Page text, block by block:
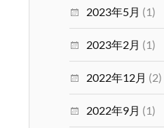
2023年5月 (1)
2023年2月 (1)
2022年12月 (2)
2022年9月 (1)